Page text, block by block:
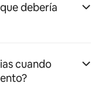
debería
cuando